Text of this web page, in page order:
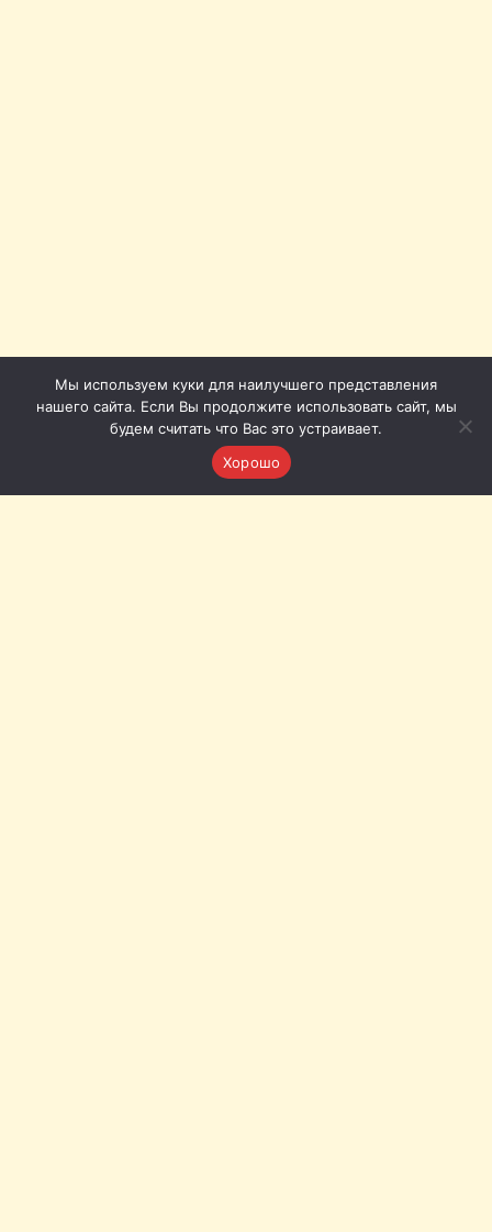
Мы используем куки для наилучшего представления
нашего сайта. Если Вы продолжите использовать сайт, мы
будем считать что Вас это устраивает.
Хорошо